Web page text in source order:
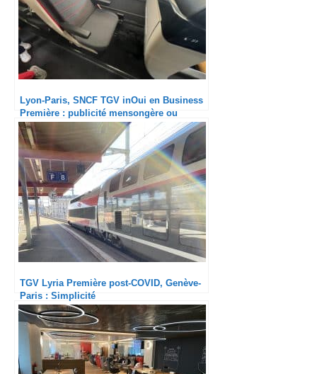
Lyon-Paris, SNCF TGV inOui en Business
Première : publicité mensongère ou
arnaque délibérée ?
TGV Lyria Première post-COVID, Genève-
Paris : Simplicité